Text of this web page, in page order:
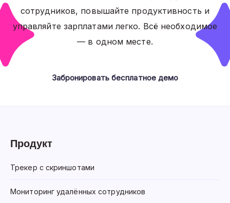
сотрудников, повышайте продуктивность и
управляйте зарплатами легко. Всё необходимое
— в одном месте.
Забронировать бесплатное демо
Продукт
Трекер с скриншотами
Мониторинг удалённых сотрудников